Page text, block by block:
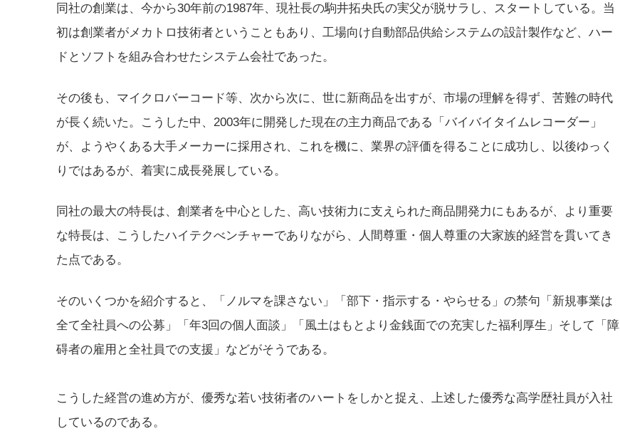
同社の創業は、今から30年前の1987年、現社長の駒井拓央氏の実父が脱サラし、スタートしている。当
初は創業者がメカトロ技術者ということもあり、工場向け自動部品供給システムの設計製作など、ハー
ドとソフトを組み合わせたシステム会社であった。
その後も、マイクロバーコード等、次から次に、世に新商品を出すが、市場の理解を得ず、苦難の時代
が長く続いた。こうした中、2003年に開発した現在の主力商品である「バイバイタイムレコーダー」
が、ようやくある大手メーカーに採用され、これを機に、業界の評価を得ることに成功し、以後ゆっく
りではあるが、着実に成長発展している。
同社の最大の特長は、創業者を中心とした、高い技術力に支えられた商品開発力にもあるが、より重要
な特長は、こうしたハイテクべンチャーでありながら、人間尊重・個人尊重の大家族的経営を貫いてき
た点である。
そのいくつかを紹介すると、「ノルマを課さない」「部下・指示する・やらせる」の禁句「新規事業は
全て全社員への公募」「年3回の個人面談」「風土はもとより金銭面での充実した福利厚生」そして「障
碍者の雇用と全社員での支援」などがそうである。
こうした経営の進め方が、優秀な若い技術者のハートをしかと捉え、上述した優秀な高学歴社員が入社
しているのである。